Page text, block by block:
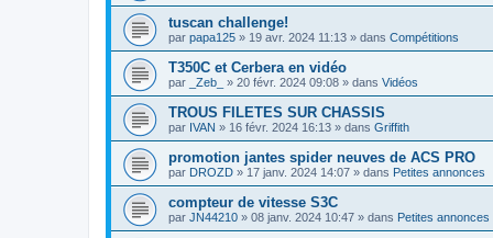
tuscan challenge!
par papa125 » 19 avr. 2024 11:13 » dans Compétitions
T350C et Cerbera en vidéo
par _Zeb_ » 20 févr. 2024 09:08 » dans Vidéos
TROUS FILETES SUR CHASSIS
par IVAN » 16 févr. 2024 16:13 » dans Griffith
promotion jantes spider neuves de ACS PRO
par DROZD » 17 janv. 2024 14:07 » dans Petites annonces
compteur de vitesse S3C
par JN44210 » 08 janv. 2024 10:47 » dans Petites annonces